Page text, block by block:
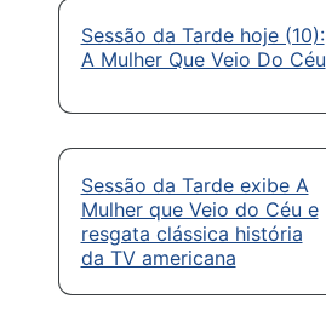
Sessão da Tarde hoje (10):
A Mulher Que Veio Do Céu
Sessão da Tarde exibe A
Mulher que Veio do Céu e
resgata clássica história
da TV americana